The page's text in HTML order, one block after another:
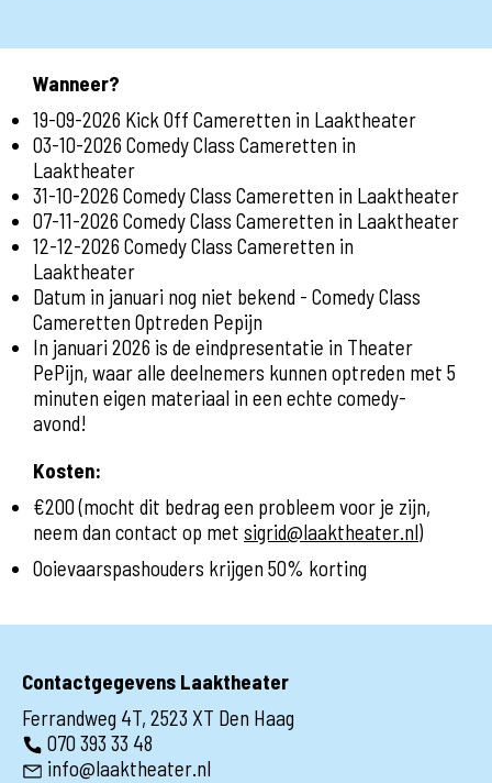
Wanneer?
19-09-2026 Kick Off Cameretten in Laaktheater
03-10-2026 Comedy Class Cameretten in
Laaktheater
31-10-2026 Comedy Class Cameretten in Laaktheater
07-11-2026 Comedy Class Cameretten in Laaktheater
12-12-2026 Comedy Class Cameretten in
Laaktheater
Datum in januari nog niet bekend - Comedy Class
Cameretten Optreden Pepijn
In januari 2026 is de eindpresentatie in Theater
PePijn, waar alle deelnemers kunnen optreden met 5
minuten eigen materiaal in een echte comedy-
avond!
Kosten:
€200 (mocht dit bedrag een probleem voor je zijn,
neem dan contact op met sigrid@laaktheater.nl)
Ooievaarspashouders krijgen 50% korting
Contactgegevens Laaktheater
Ferrandweg 4T, 2523 XT Den Haag
070 393 33 48
info@laaktheater.nl